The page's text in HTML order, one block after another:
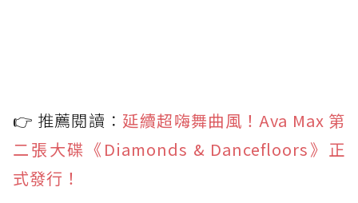
👉 推薦閱讀： 延續超嗨舞曲風！Ava Max 第
二張大碟《Diamonds & Dancefloors》正
式發行！